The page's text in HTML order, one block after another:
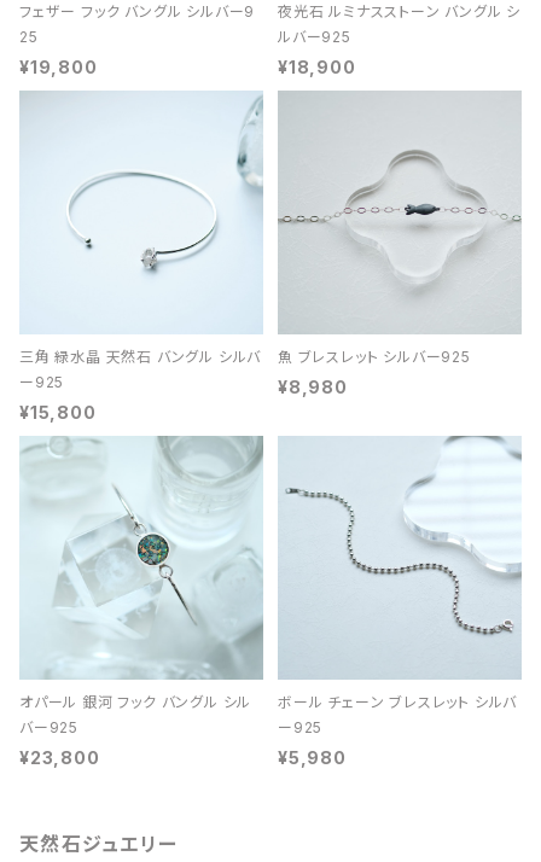
フェザー フック バングル シルバー9
25
¥19,800
夜光石 ルミナスストーン バングル シ
ルバー925
¥18,900
三角 緑水晶 天然石 バングル シルバ
ー925
¥15,800
魚 ブレスレット シルバー925
¥8,980
オパール 銀河 フック バングル シル
バー925
¥23,800
ボール チェーン ブレスレット シルバ
ー925
¥5,980
天然石ジュエリー